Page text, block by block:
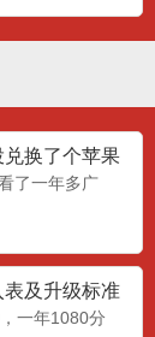
换了个苹果
了一年多广
及升级标准
一年1080分